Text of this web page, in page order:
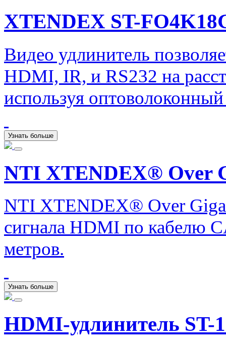
XTENDEX ST-
Видео удлинитель
HDMI, IR, и RS232 на
используя оптоволоконный
Узнать больше
NTI XTENDEX® Over
NTI XTENDEX® Over
сигнала HDMI по кабелю
метров.
Узнать больше
HDMI-удлинитель